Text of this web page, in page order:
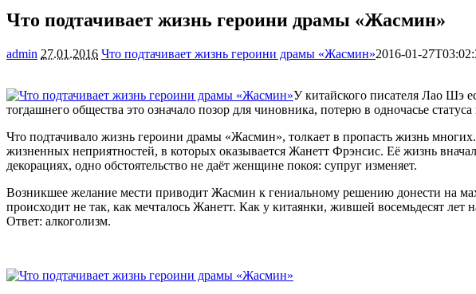
Что подтачивает жизнь героини драмы «Жасмин»
admin 27.01.2016 Что подтачивает жизнь героини драмы «Жасмин»2016-01-
У китайского писателя Лао Шэ
тогдашнего общества это означало позор для чиновника, потерю в одночасье
Что подтачивало жизнь героини драмы «Жасмин», толкает в пропасть жизнь
жизненных неприятностей, в которых оказывается Жанетт Фрэнсис. Её жизнь
декорациях, одно обстоятельство не даёт женщине покоя: супруг изменяет.
Возникшее желание мести приводит Жасмин к гениальному решению донести на
происходит не так, как мечталось Жанетт. Как у китаянки, жившей восемьдесят
Ответ: алкоголизм.